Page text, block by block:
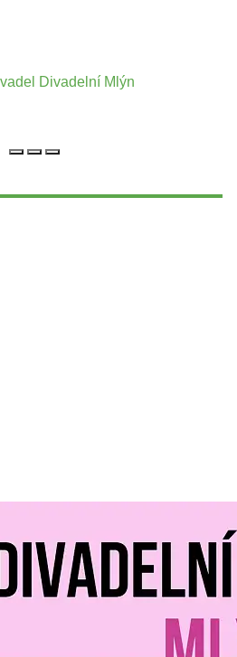
Divadelní Mlýn
Mlýn 30. 07. 2026
mlýn. 15. až 18. října KD
divadla a inspirace 15. až 18.